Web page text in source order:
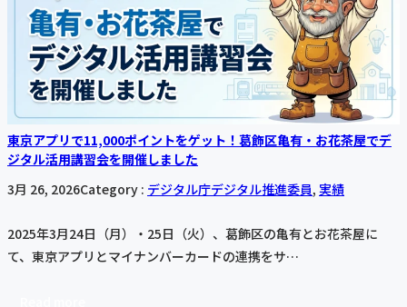
東京アプリで11,000ポイントをゲット！葛飾区亀有・お花茶屋でデ
ジタル活用講習会を開催しました
3月 26, 2026Category : デジタル庁デジタル推進委員, 実績
2025年3月24日（月）・25日（火）、葛飾区の亀有とお花茶屋に
て、東京アプリとマイナンバーカードの連携をサ…